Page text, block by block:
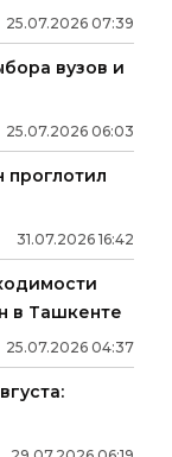
25.07.2026 07:39
вузов и
25.07.2026 06:03
31.07.2026 16:42
в Ташкенте
25.07.2026 04:37